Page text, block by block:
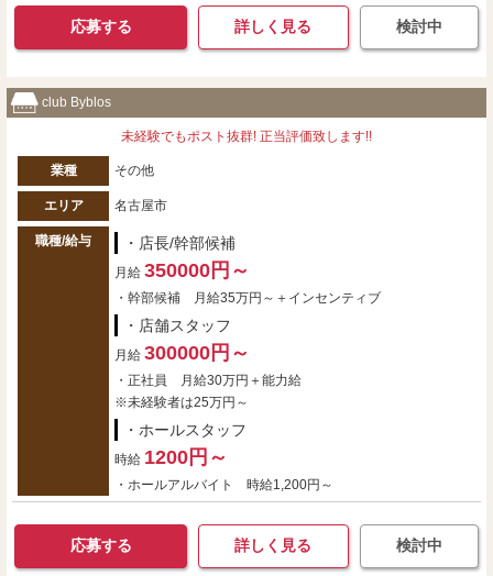
応募する 詳しく見る 検討中
club Byblos
未経験でもポスト抜群! 正当評価致します!!
業種 その他
エリア 名古屋市
職種/給与 ・店長/幹部候補
月給 350000円～
・幹部候補 月給35万円～＋インセンティブ
・店舗スタッフ
月給 300000円～
・正社員 月給30万円＋能力給
※未経験者は25万円～
・ホールスタッフ
時給 1200円～
・ホールアルバイト 時給1,200円～
応募する 詳しく見る 検討中